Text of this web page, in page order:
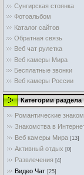
Сунгирская стоянка
Фотоальбом
Каталог сайтов
Обратная связь
Веб чат рулетка
Веб камеры Мира
Бесплатные звонки
Веб камеры России
Категории раздела
Романтические
Знакомства в
Веб камеры Мира [13]
Активный отдых [0]
Развлечения [4]
Видео Чат [25]